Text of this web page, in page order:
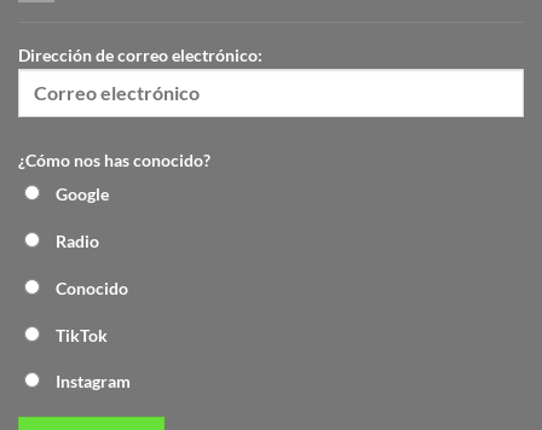
Dirección de correo electrónico:
¿Cómo nos has conocido?
Google
Radio
Conocido
TikTok
Instagram